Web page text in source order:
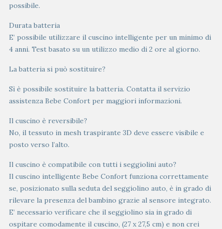
possibile.
Durata batteria
E’ possibile utilizzare il cuscino intelligente per un minimo di
4 anni. Test basato su un utilizzo medio di 2 ore al giorno.
La batteria si può sostituire?
Sì è possibile sostituire la batteria. Contatta il servizio
assistenza Bebe Confort per maggiori informazioni.
Il cuscino è reversibile?
No, il tessuto in mesh traspirante 3D deve essere visibile e
posto verso l’alto.
Il cuscino è compatibile con tutti i seggiolini auto?
Il cuscino intelligente Bebe Confort funziona correttamente
se, posizionato sulla seduta del seggiolino auto, è in grado di
rilevare la presenza del bambino grazie al sensore integrato.
E’ necessario verificare che il seggiolino sia in grado di
ospitare comodamente il cuscino, (27 x 27,5 cm) e non crei